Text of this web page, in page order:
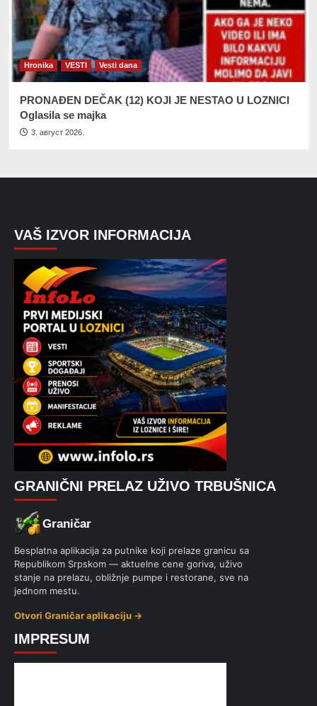
Hronika VESTI Vesti dana
PRONAĐEN DEČAK (12) KOJI JE NESTAO U LOZNICI
Oglasila se majka
3. август 2026.
VAŠ IZVOR INFORMACIJA
GRANIČNI PRELAZ UŽIVO TRBUŠNICA
Graničar
Besplatna aplikacija za putnike koji prelaze granicu sa
Republikom Srpskom — aktuelne cene goriva, uživo
stanje na prelazu, obližnje pumpe i restorane, sve na
jednom mestu.
Otvori Graničar aplikaciju →
IMPRESUM